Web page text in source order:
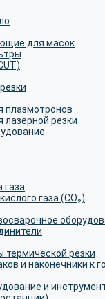
для масок
плазмотронов
резки
газа
газа (CO₂)
резки
и наконечники к
и